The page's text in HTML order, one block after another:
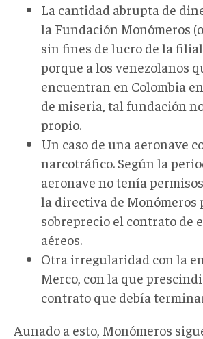
La cantidad abrupta de
la Fundación Monómeros
sin fines de lucro de la
porque a los venezolanos
encuentran en Colombia
de miseria, tal fundación
propio.
Un caso de una aeronave
narcotráfico. Según la
aeronave no tenía
la directiva de Monómeros
sobreprecio el contrato de
aéreos.
Otra irregularidad con la
Merco, con la que
contrato que debía
Aunado a esto, Monómeros